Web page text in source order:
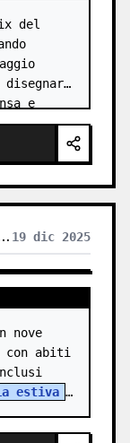
del
e
un'icona
infer…
19 dic 2025
nove
abiti
estiva ,